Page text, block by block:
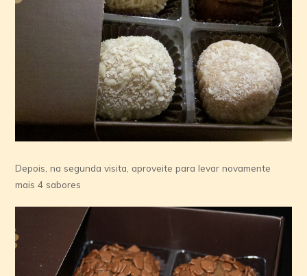
Depois, na segunda visita, aproveite para levar novamente
mais 4 sabores